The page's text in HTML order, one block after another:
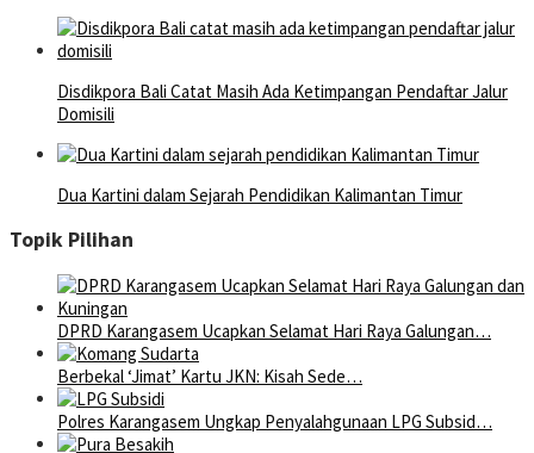
Disdikpora Bali Catat Masih Ada Ketimpangan Pendaftar Jalur
Domisili
Dua Kartini dalam Sejarah Pendidikan Kalimantan Timur
Topik Pilihan
DPRD Karangasem Ucapkan Selamat Hari Raya Galungan…
Berbekal ‘Jimat’ Kartu JKN: Kisah Sede…
Polres Karangasem Ungkap Penyalahgunaan LPG Subsid…